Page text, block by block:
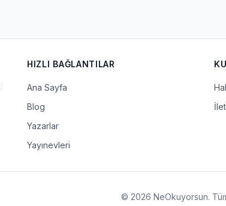
HIZLI BAĞLANTILAR
Ana Sayfa
Blog
Yazarlar
Yayınevleri
© 2026 NeOkuyorsun. Tüm